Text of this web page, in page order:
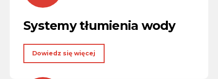
Systemy tłumienia wody
Dowiedz się więcej